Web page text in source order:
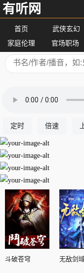
有听网
首页 武侠玄幻
家庭伦理
官场职场
定时 倍速
斗破苍穹 无敌剑